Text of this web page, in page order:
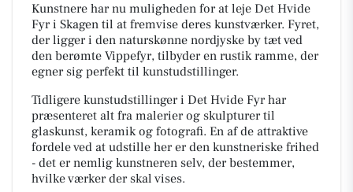
Kunstnere har nu muligheden for at leje Det Hvide
Fyr i Skagen til at fremvise deres kunstværker. Fyret,
der ligger i den naturskønne nordjyske by tæt ved
den berømte Vippefyr, tilbyder en rustik ramme, der
egner sig perfekt til kunstudstillinger.
Tidligere kunstudstillinger i Det Hvide Fyr har
præsenteret alt fra malerier og skulpturer til
glaskunst, keramik og fotografi. En af de attraktive
fordele ved at udstille her er den kunstneriske frihed
- det er nemlig kunstneren selv, der bestemmer,
hvilke værker der skal vises.